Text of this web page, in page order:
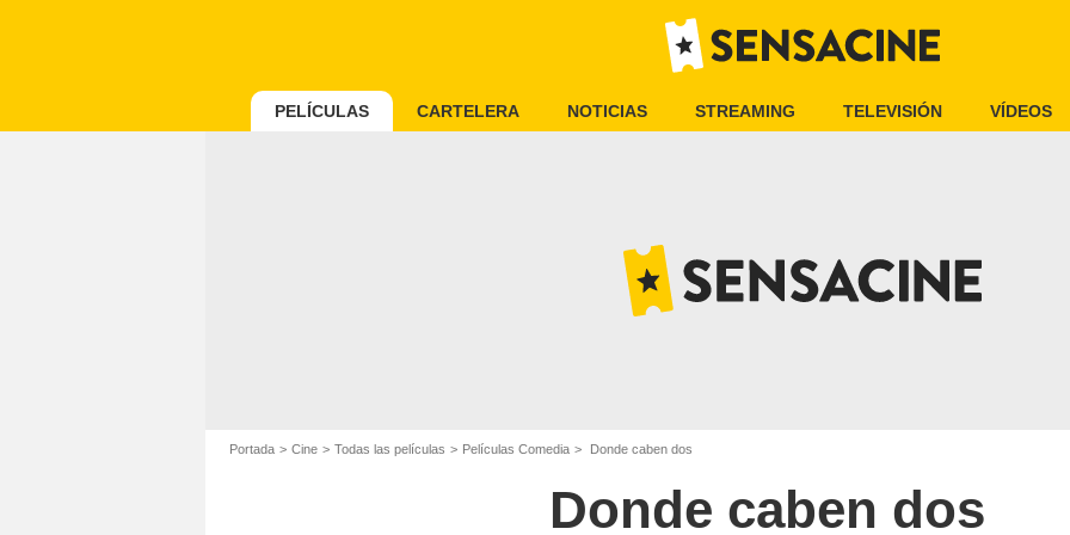
PELÍCULAS CARTELERA NOTICIAS STREAMING TELEVISIÓN VÍDEOS
Portada Cine Todas las películas Películas Comedia Donde caben dos
Donde caben dos